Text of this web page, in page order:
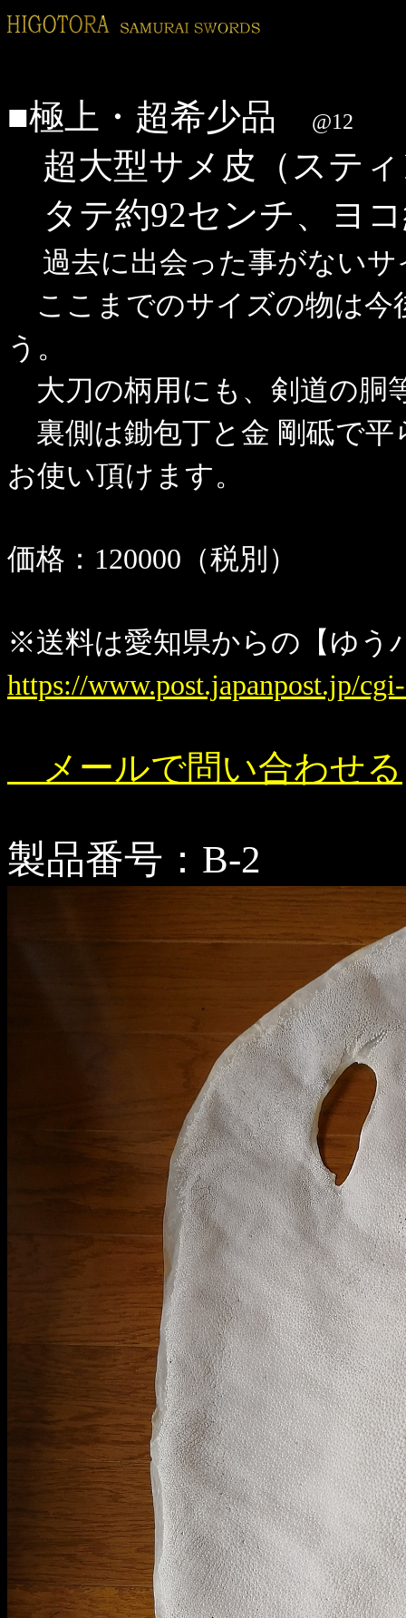
■極上・超希少品 @12
超大型サメ皮（ステ
タテ約92センチ、ヨ
過去に出会った事がない
ここまでのサイズの物は今
う。
大刀の柄用にも、剣道の胴
裏側は鋤包丁と金 剛砥で平
お使い頂けます。
価格：120000（税別）
※送料は愛知県からの【ゆう
https://www.post.japanpost.jp/
メールで問い合わせる
製品番号：B-2